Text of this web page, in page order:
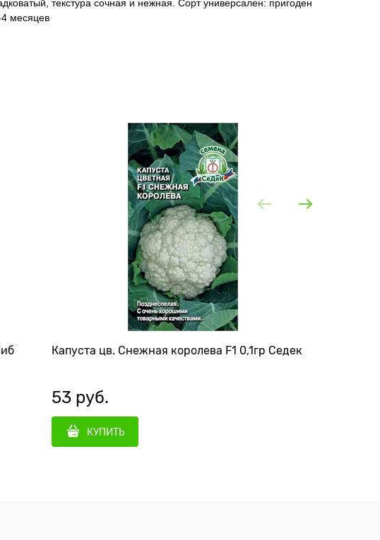
текстура сочная и нежная. Сорт универсален: пригоден
месяцев
Капуста цв. Снежная королева F1 0,1гр Седек
53 руб.
КУПИТЬ